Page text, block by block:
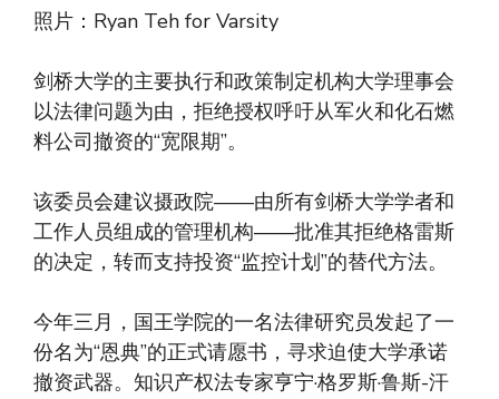
照片：Ryan Teh for Varsity
剑桥大学的主要执行和政策制定机构大学理事会
以法律问题为由，拒绝授权呼吁从军火和化石燃
料公司撤资的“宽限期”。
该委员会建议摄政院——由所有剑桥大学学者和
工作人员组成的管理机构——批准其拒绝格雷斯
的决定，转而支持投资“监控计划”的替代方法。
今年三月，国王学院的一名法律研究员发起了一
份名为“恩典”的正式请愿书，寻求迫使大学承诺
撤资武器。知识产权法专家亨宁·格罗斯·鲁斯-汗